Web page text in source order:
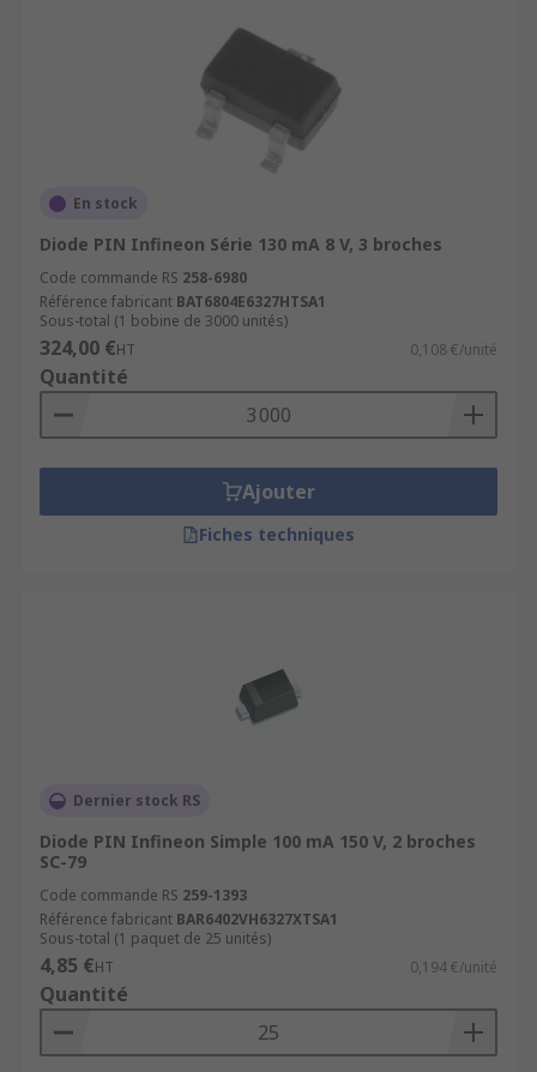
En stock
Diode PIN Infineon Série 130 mA 8 V, 3 broches
Code commande RS 258-6980
Référence fabricant BAT6804E6327HTSA1
Sous-total (1 bobine de 3000 unités)
324,00 €HT 0,108 €/unité
Quantité
Ajouter
Fiches techniques
Dernier stock RS
Diode PIN Infineon Simple 100 mA 150 V, 2 broches
SC-79
Code commande RS 259-1393
Référence fabricant BAR6402VH6327XTSA1
Sous-total (1 paquet de 25 unités)
4,85 €HT 0,194 €/unité
Quantité